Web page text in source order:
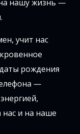
на нашу жизнь —
учит нас
рождения
—
нас и на наше